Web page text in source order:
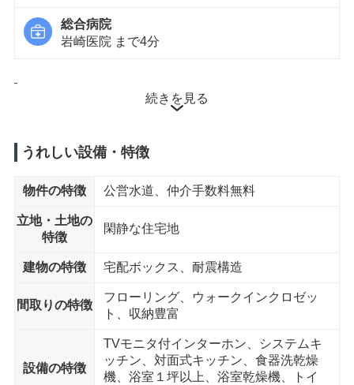
総合病院
岩崎医院 まで4分
菖蒲小学校 まで7分
スーパー
業務スーパー 久喜菖蒲店 まで8分
コンビニエンスストア
認定こども園菖蒲幼稚園 まで7分
菖蒲運動公園 まで10分
続きを見る
うれしい設備・特徴
物件の特徴 公営水道、仲介手数料無料
立地・土地の
特徴
閑静な住宅地
建物の特徴 宅配ボックス、耐震構造
間取りの特徴
フローリング、ウォークインクロゼッ
ト、収納豊富
設備の特徴
TVモニタ付インターホン、システムキ
ッチン、対面式キッチン、食器洗乾燥
機、浴室１坪以上、浴室乾燥機、トイ